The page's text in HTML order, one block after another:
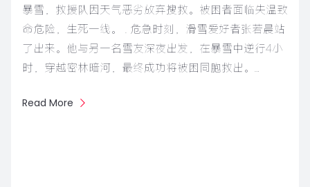
暴雪，救援队因天气恶劣放弃搜救。被困者面临失温致
命危险，生死一线。 . 危急时刻，滑雪爱好者张若晨站
了出来。他与另一名雪友深夜出发，在暴雪中逆行4小
时，穿越密林暗河，最终成功将被困同胞救出。…
Read More